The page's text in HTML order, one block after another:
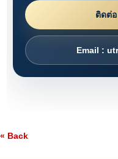
ติดต่
Email :
« Back